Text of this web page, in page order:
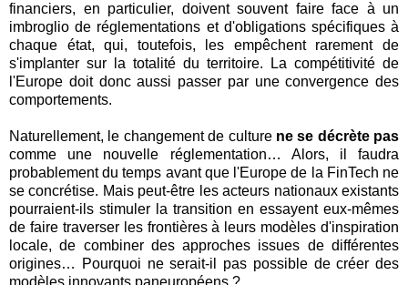
financiers, en particulier, doivent souvent faire face à un
imbroglio de réglementations et d'obligations spécifiques à
chaque état, qui, toutefois, les empêchent rarement de
s'implanter sur la totalité du territoire. La compétitivité de
l'Europe doit donc aussi passer par une convergence des
comportements.
Naturellement, le changement de culture ne se décrète pas
comme une nouvelle réglementation… Alors, il faudra
probablement du temps avant que l'Europe de la FinTech ne
se concrétise. Mais peut-être les acteurs nationaux existants
pourraient-ils stimuler la transition en essayent eux-mêmes
de faire traverser les frontières à leurs modèles d'inspiration
locale, de combiner des approches issues de différentes
origines… Pourquoi ne serait-il pas possible de créer des
modèles innovants paneuropéens ?